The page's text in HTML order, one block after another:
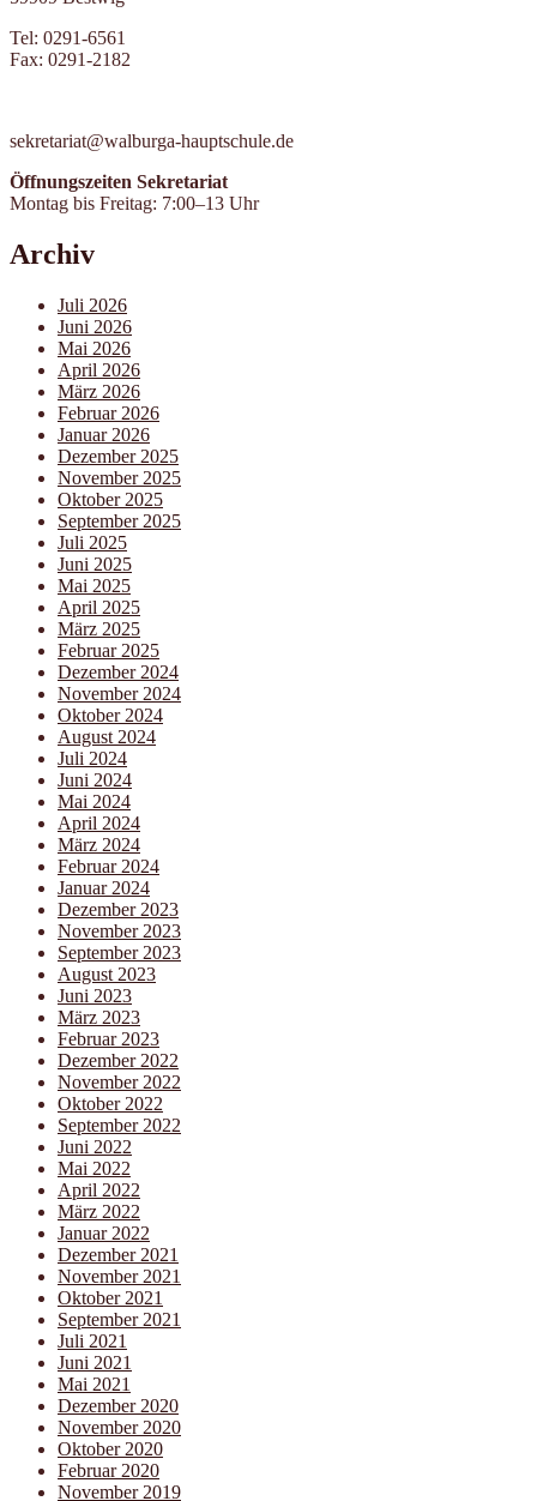
Tel: 0291-6561
Fax: 0291-2182
sekretariat@walburga-hauptschule.de
Öffnungszeiten Sekretariat
Montag bis Freitag: 7:00–13 Uhr
Archiv
Juli 2026
Juni 2026
Mai 2026
April 2026
März 2026
Februar 2026
Januar 2026
Dezember 2025
November 2025
Oktober 2025
September 2025
Juli 2025
Juni 2025
Mai 2025
April 2025
März 2025
Februar 2025
Dezember 2024
November 2024
Oktober 2024
August 2024
Juli 2024
Juni 2024
Mai 2024
April 2024
März 2024
Februar 2024
Januar 2024
Dezember 2023
November 2023
September 2023
August 2023
Juni 2023
März 2023
Februar 2023
Dezember 2022
November 2022
Oktober 2022
September 2022
Juni 2022
Mai 2022
April 2022
März 2022
Januar 2022
Dezember 2021
November 2021
Oktober 2021
September 2021
Juli 2021
Juni 2021
Mai 2021
Dezember 2020
November 2020
Oktober 2020
Februar 2020
November 2019